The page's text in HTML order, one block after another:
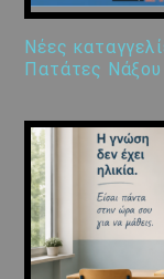
Νέες
Πατάτες Νάξου